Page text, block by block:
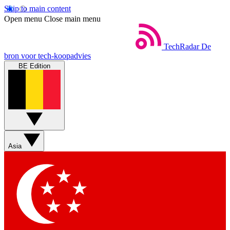
Skip to main content
Open menu Close main menu
TechRadar De
bron voor tech-koopadvies
BE Edition
Asia